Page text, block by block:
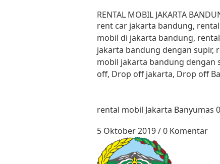
RENTAL MOBIL JAKARTA
rent car jakarta bandung,
mobil di jakarta bandung,
jakarta bandung dengan supir,
mobil jakarta bandung dengan
off, Drop off jakarta, Drop off
rental mobil Jakarta Banyumas
5 Oktober 2019/0 Komentar